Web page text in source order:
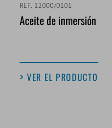
REF. 12000/0101
Aceite de inmersión
VER EL PRODUCTO